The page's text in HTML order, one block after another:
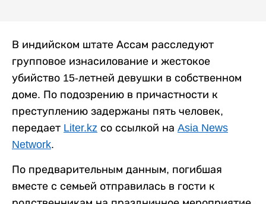
В индийском штате Ассам расследуют
групповое изнасилование и жестокое
убийство 15-летней девушки в собственном
доме. По подозрению в причастности к
преступлению задержаны пять человек,
передает Liter.kz со ссылкой на Asia News
Network.
По предварительным данным, погибшая
вместе с семьей отправилась в гости к